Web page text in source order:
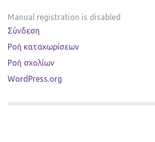
Manual registration is disabled
Σύνδεση
Ροή καταχωρίσεων
Ροή σχολίων
WordPress.org